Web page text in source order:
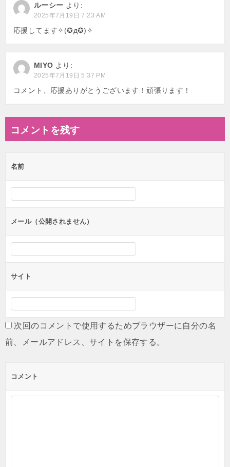
シ
ョ
ルーシー より:
2025年7月19日 7:23 AM
応援してます✧(✪д✪)✧
MIYO より:
2025年7月19日 5:37 PM
コメント、応援ありがとうございます！頑張ります！
コメントを残す
名前
メール（公開されません）
サイト
次回のコメントで使用するためブラウザーに自分の名
前、メールアドレス、サイトを保存する。
コメント